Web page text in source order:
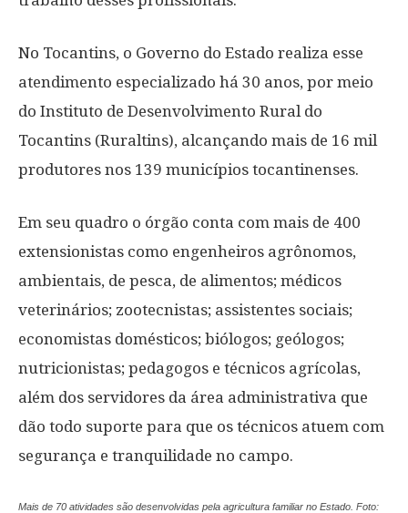
No Tocantins, o Governo do Estado realiza esse
atendimento especializado há 30 anos, por meio
do Instituto de Desenvolvimento Rural do
Tocantins (Ruraltins), alcançando mais de 16 mil
produtores nos 139 municípios tocantinenses.
Em seu quadro o órgão conta com mais de 400
extensionistas como engenheiros agrônomos,
ambientais, de pesca, de alimentos; médicos
veterinários; zootecnistas; assistentes sociais;
economistas domésticos; biólogos; geólogos;
nutricionistas; pedagogos e técnicos agrícolas,
além dos servidores da área administrativa que
dão todo suporte para que os técnicos atuem com
segurança e tranquilidade no campo.
Mais de 70 atividades são desenvolvidas pela agricultura familiar no Estado. Foto: